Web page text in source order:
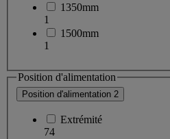
1350mm
1
1500mm
1
Position d'alimentation
Position d'alimentation 2
Extrémité
74